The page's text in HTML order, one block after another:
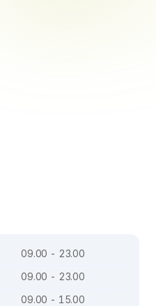
09.00 - 23.00
09.00 - 23.00
09.00 - 15.00